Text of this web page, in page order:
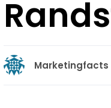
Marketingfacts